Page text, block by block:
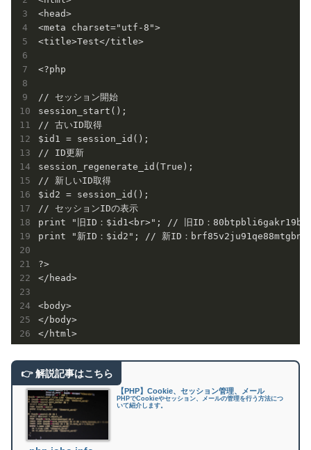
<head>
<meta charset="utf-8">
<title>Test</title>
<?php
// セッション開始
session_start();
// 古いID取得
$id1 = session_id();
// ID更新
session_regenerate_id(True);
// 新しいID取得
$id2 = session_id();
// セッションIDの表示
print "旧ID：$id1<br>"; // 旧ID：
print "新ID：$id2"; // 新ID：
?>
</head>
<body>
</body>
【PHP】Cookie、セッション管理、メール
PHPでCookieやセッション、メールの管理を行う方法につ
いて紹介します。